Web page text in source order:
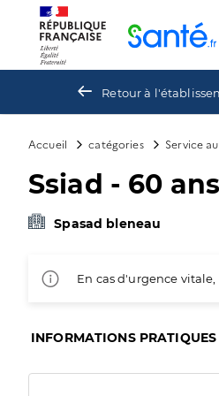
Retour à
Accueil catégories Service
Ssiad - 60 ans
Spasad bleneau
En cas d'urgence
INFORMATIONS PRATIQUES
Panneau de gestion des cookies